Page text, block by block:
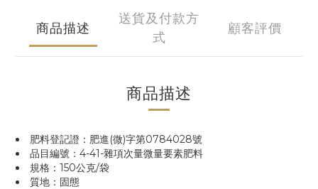
商品描述
送貨及付款方
式
顧客評價
商品描述
肥料登記證：肥進(微)字第0784028號
品目編號：4-41-雜項次量微量要素肥料
規格：150公克/袋
質地：固態